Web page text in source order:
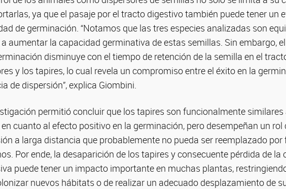
ya que el pasaje por el tracto digestivo también puede tener un
de germinación. “Notamos que las tres especies analizadas son
aumentar la capacidad germinativa de estas semillas. Sin embargo,
disminuye con el tiempo de retención de la semilla en el
y los tapires, lo cual revela un compromiso entre el éxito en la
de dispersión”, explica Giombini.
permitió concluir que los tapires son funcionalmente similares
cuanto al efecto positivo en la germinación, pero desempeñan un rol
a larga distancia que probablemente no pueda ser reemplazado por
Por ende, la desaparición de los tapires y consecuente pérdida de la
puede tener un impacto importante en muchas plantas,
nuevos hábitats o de realizar un adecuado desplazamiento de